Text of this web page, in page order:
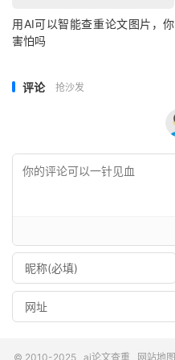
用AI可以智能查重论文图片，你
害怕吗
评论 抢沙发
© 2010-2025 ai论文查重 网站地图